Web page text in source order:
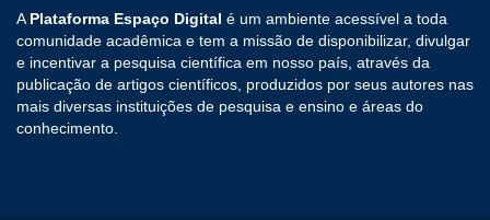
A Plataforma Espaço Digital é um ambiente acessível a toda
comunidade acadêmica e tem a missão de disponibilizar, divulgar
e incentivar a pesquisa científica em nosso país, através da
publicação de artigos científicos, produzidos por seus autores nas
mais diversas instituições de pesquisa e ensino e áreas do
conhecimento.